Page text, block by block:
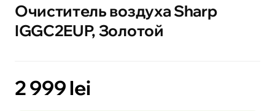
Очиститель воздуха Sharp
IGGC2EUP, Золотой
2 999 lei